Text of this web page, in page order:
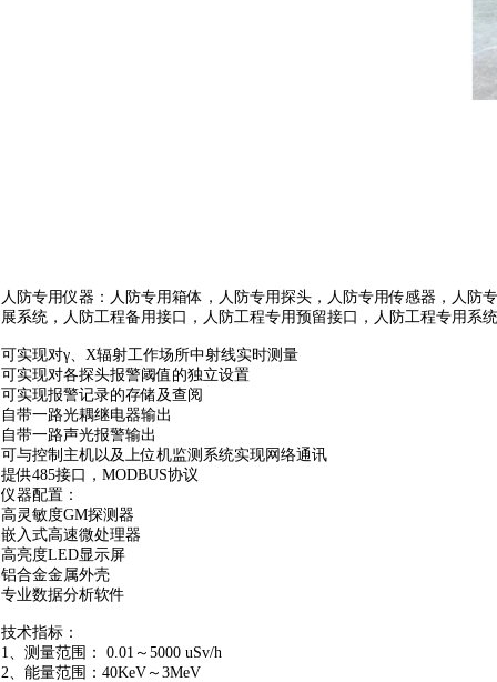
人防专用仪器：人防专用箱体，人防专用探头，人防专用传感器，人
展系统，人防工程备用接口，人防工程专用预留接口，人防工程专用系
可实现对γ、X辐射工作场所中射线实时测量
可实现对各探头报警阈值的独立设置
可实现报警记录的存储及查阅
自带一路光耦继电器输出
自带一路声光报警输出
可与控制主机以及上位机监测系统实现网络通讯
提供485接口，MODBUS协议
仪器配置：
高灵敏度GM探测器
嵌入式高速微处理器
高亮度LED显示屏
铝合金金属外壳
专业数据分析软件
技术指标：
1、测量范围： 0.01～5000 uSv/h
2、能量范围：40KeV～3MeV